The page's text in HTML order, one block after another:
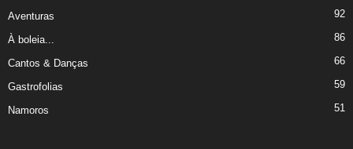
Aventuras 92
À boleia... 86
Cantos & Danças 66
Gastrofolias 59
Namoros 51